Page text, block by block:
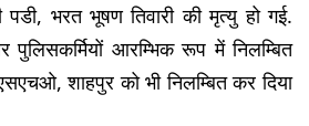
पडी, भरत भूषण तिवारी की मृत्यु हो गई.
पुलिसकर्मियों आरम्भिक रूप में निलम्बित
शाहपुर को भी निलम्बित कर दिया